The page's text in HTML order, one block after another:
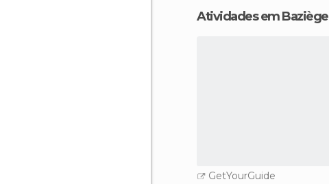
Atividades em Baziège
GetYourGuide